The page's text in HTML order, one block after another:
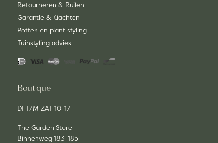
Retourneren & Ruilen
Garantie & Klachten
Potten en plant styling
Tuinstyling advies
Boutique
DI T/M ZAT 10-17
The Garden Store
Binnenweg 183-185